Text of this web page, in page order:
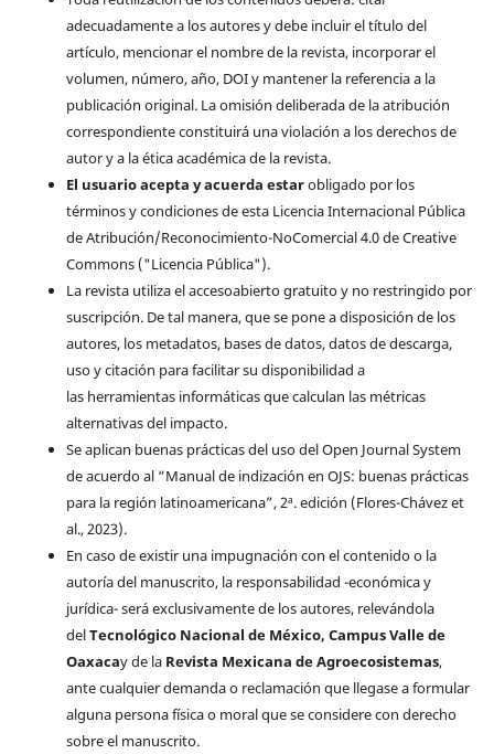
adecuadamente a los autores y debe incluir el título del
artículo, mencionar el nombre de la revista, incorporar el
volumen, número, año, DOI y mantener la referencia a la
publicación original. La omisión deliberada de la atribución
correspondiente constituirá una violación a los derechos de
autor y a la ética académica de la revista.
El usuario acepta y acuerda estarobligado por los
términos y condiciones de esta Licencia Internacional Pública
de Atribución/Reconocimiento-NoComercial 4.0 de Creative
Commons ("Licencia Pública").
La revista utiliza el accesoabierto gratuito y no restringido por
suscripción. De tal manera, que se pone a disposición de los
autores, los metadatos, bases de datos, datos de descarga,
uso y citación para facilitar su disponibilidad a
las herramientas informáticas que calculan las métricas
alternativas del impacto.
Se aplican buenas prácticas del uso del Open Journal System
de acuerdo al “Manual de indización en OJS: buenas prácticas
para la región latinoamericana”, 2ª. edición (Flores-Chávez et
al., 2023).
En caso de existir una impugnación con el contenido o la
autoría del manuscrito, la responsabilidad -económica y
jurídica- será exclusivamente de los autores, relevándola
delTecnológico Nacional de México, Campus Valle de
Oaxacay de la Revista Mexicana de Agroecosistemas,
ante cualquier demanda o reclamación que llegase a formular
alguna persona física o moral que se considere con derecho
sobre el manuscrito.